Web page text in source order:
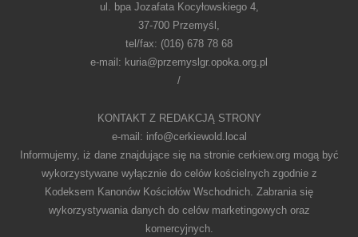
ul. bpa Jozafata Kocyłowskiego 4,
37-700 Przemyśl,
tel/fax: (016) 678 78 68
e-mail: kuria@przemyslgr.opoka.org.pl
/
KONTAKT Z REDAKCJĄ STRONY
e-mail: info@cerkiewold.local
Informujemy, iż dane znajdujące się na stronie cerkiew.org mogą być
wykorzystywane wyłącznie do celów kościelnych zgodnie z
Kodeksem Kanonów Kościołów Wschodnich. Zabrania się
wykorzystywania danych do celów marketingowych oraz
komercyjnych.